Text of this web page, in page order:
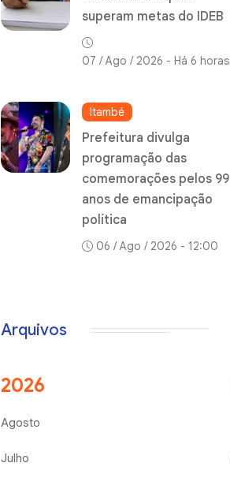
superam metas do IDEB
07 / Ago / 2026 - Há 6 horas
Itambé
Prefeitura divulga
programação das
comemorações pelos 99
anos de emancipação
política
06 / Ago / 2026 - 12:00
Arquivos
2026
Agosto
Julho